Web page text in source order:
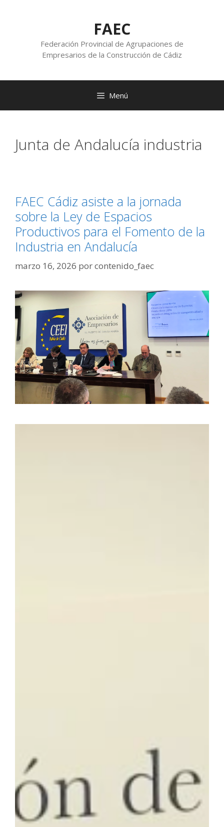
FAEC
Federación Provincial de Agrupaciones de
Empresarios de la Construcción de Cádiz
Menú
Junta de Andalucía industria
FAEC Cádiz asiste a la jornada
sobre la Ley de Espacios
Productivos para el Fomento de la
Industria en Andalucía
marzo 16, 2026 porcontenido_faec